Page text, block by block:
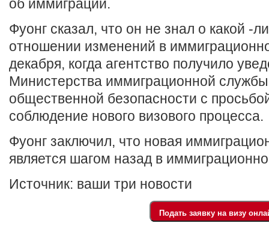
об иммиграции.
Фуонг сказал, что он не знал о какой -
отношении изменений в
декабря, когда агентство получило
Министерства иммиграционной
общественной безопасности с
соблюдение нового визового процесса.
Фуонг заключил, что новая
является шагом назад в
Источник: ваши три новости